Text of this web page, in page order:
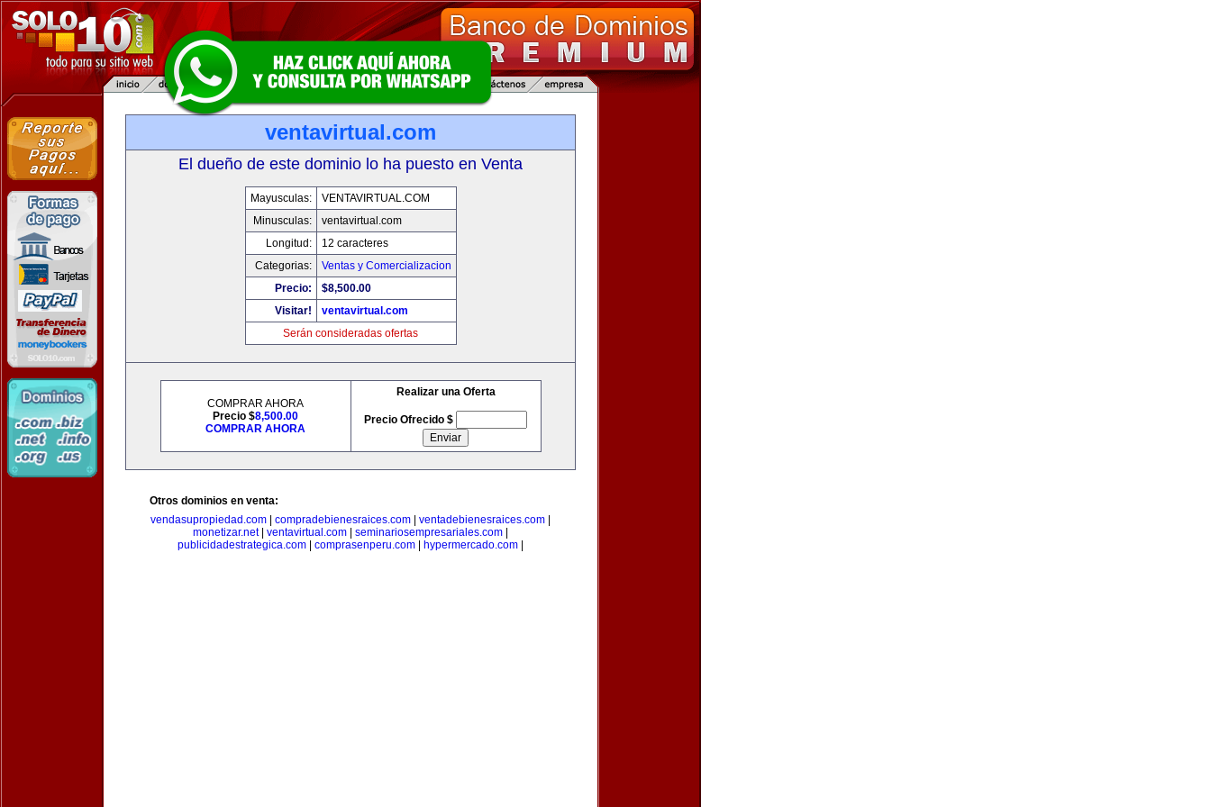
ventavirtual.com
El dueño de este dominio lo ha puesto en Venta
Mayusculas:
VENTAVIRTUAL.COM
Minusculas:
ventavirtual.com
Longitud:
12 caracteres
Categorias:
Ventas y Comercializacion
Precio:
$8,500.00
Visitar!
ventavirtual.com
Serán consideradas ofertas
COMPRAR AHORA
Precio $8,500.00
COMPRAR AHORA
Realizar una Oferta
Precio Ofrecido $
Otros dominios en venta:
vendasupropiedad.com
compradebienesraices.com ventadebienesraices.com
monetizar.net| ventavirtual.com seminariosempresariales.com
publicidadestrategica.com
comprasenperu.com hypermercado.com